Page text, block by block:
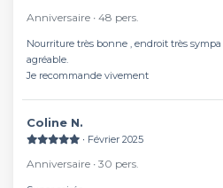
Anniversaire ∙ 48 pers.
Nourriture très bonne , endroit très sympa
agréable.
Je recommande vivement
Coline N.
∙ Février 2025
Anniversaire ∙ 30 pers.